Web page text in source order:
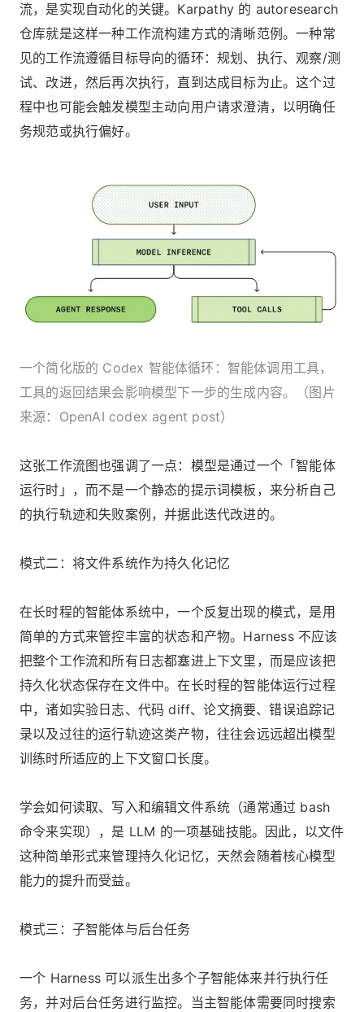
流，是实现自动化的关键。Karpathy 的 autoresearch
仓库就是这样一种工作流构建方式的清晰范例。一种常
见的工作流遵循目标导向的循环：规划、执行、观察/测
试、改进，然后再次执行，直到达成目标为止。这个过
程中也可能会触发模型主动向用户请求澄清，以明确任
务规范或执行偏好。
一个简化版的 Codex 智能体循环：智能体调用工具，
工具的返回结果会影响模型下一步的生成内容。（图片
来源：OpenAI codex agent post）
这张工作流图也强调了一点：模型是通过一个「智能体
运行时」，而不是一个静态的提示词模板，来分析自己
的执行轨迹和失败案例，并据此迭代改进的。
模式二：将文件系统作为持久化记忆
在长时程的智能体系统中，一个反复出现的模式，是用
简单的方式来管控丰富的状态和产物。Harness 不应该
把整个工作流和所有日志都塞进上下文里，而是应该把
持久化状态保存在文件中。在长时程的智能体运行过程
中，诸如实验日志、代码 diff、论文摘要、错误追踪记
录以及过往的运行轨迹这类产物，往往会远远超出模型
训练时所适应的上下文窗口长度。
学会如何读取、写入和编辑文件系统（通常通过 bash
命令来实现），是 LLM 的一项基础技能。因此，以文件
这种简单形式来管理持久化记忆，天然会随着核心模型
能力的提升而受益。
模式三：子智能体与后台任务
一个 Harness 可以派生出多个子智能体来并行执行任
务，并对后台任务进行监控。当主智能体需要同时搜索